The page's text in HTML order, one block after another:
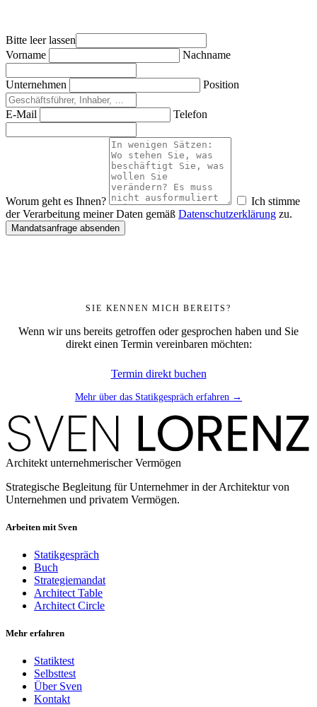
Bitte leer lassen
Vorname
Nachname
Unternehmen Position
E-Mail Telefon
Worum geht es Ihnen?
Ich stimme
der Verarbeitung meiner Daten gemäß Datenschutzerklärung zu.
Mandatsanfrage absenden
SIE KENNEN MICH BEREITS?
Wenn wir uns bereits getroffen oder gesprochen haben und Sie
direkt einen Termin vereinbaren möchten:
Termin direkt buchen
Mehr über das Statikgespräch erfahren →
Architekt unternehmerischer Vermögen
Strategische Begleitung für Unternehmer in der Architektur von
Unternehmen und privatem Vermögen.
Arbeiten mit Sven
Statikgespräch
Buch
Strategiemandat
Architect Table
Architect Circle
Mehr erfahren
Statiktest
Selbsttest
Über Sven
Kontakt